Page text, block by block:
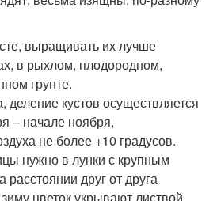
выращивать их лучше
в рыхлом, плодородном,
грунте.
деление кустов осуществляется
– начале ноября,
не более +10 градусов.
нужно в лунки с крупным
друг от друга